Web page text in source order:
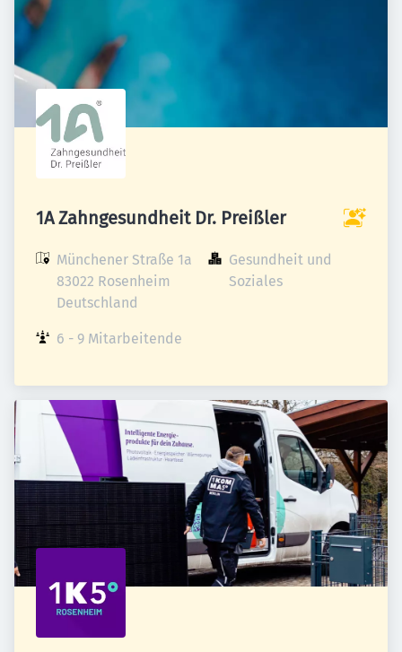
1A Zahngesundheit Dr. Preißler
Münchener Straße 1a
83022 Rosenheim
Deutschland
Gesundheit und
Soziales
6 - 9 Mitarbeitende